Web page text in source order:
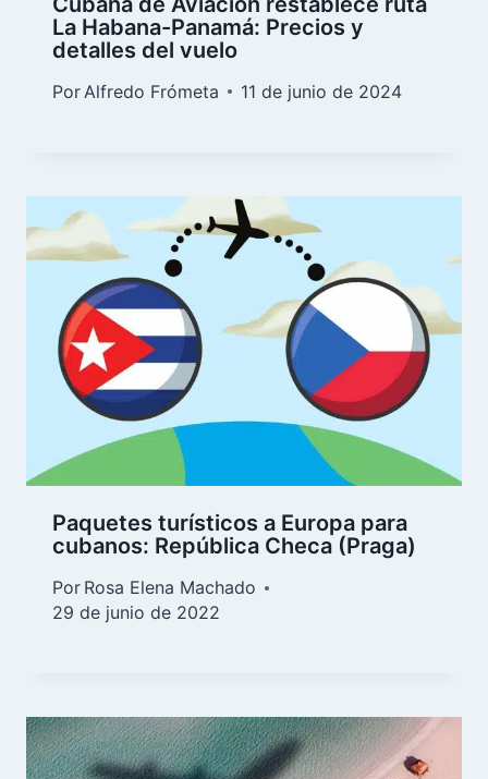
La Habana-Panamá: Precios y
detalles del vuelo
Por Alfredo Frómeta 11 de junio de 2024
Paquetes turísticos a Europa para
cubanos: República Checa (Praga)
Por Rosa Elena Machado
29 de junio de 2022